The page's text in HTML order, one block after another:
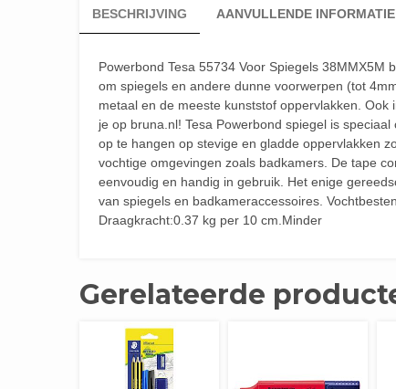
BESCHRIJVING AANVULLENDE INFORMATIE
Powerbond Tesa 55734 Voor Spiegels 38MMX5M
om spiegels en andere dunne voorwerpen (tot
metaal en de meeste kunststof oppervlakken.
je op bruna.nl! Tesa Powerbond spiegel is
op te hangen op stevige en gladde oppervlakken
vochtige omgevingen zoals badkamers. De tape
eenvoudig en handig in gebruik. Het enige
van spiegels en badkameraccessoires.
Draagkracht:0.37 kg per 10 cm.Minder
Gerelateerde